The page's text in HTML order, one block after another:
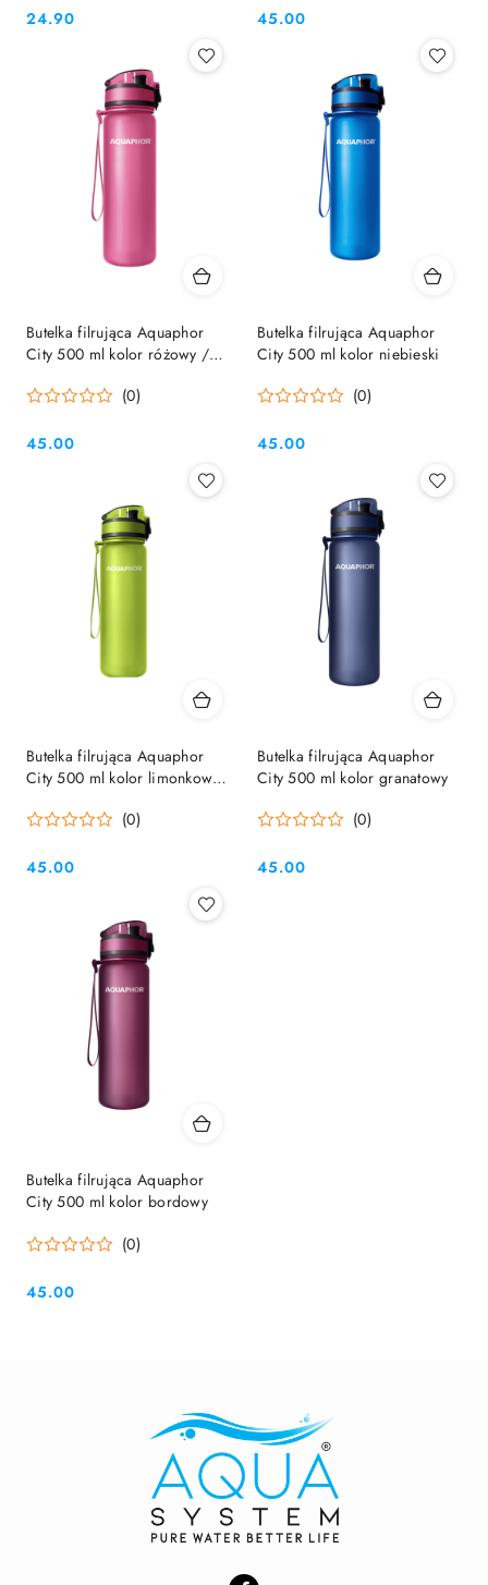
Cena:
24.90 Cena:
45.00
Butelka filrująca Aquaphor
City 500 ml kolor różowy /
(0)
Cena:
45.00
Butelka filrująca Aquaphor
City 500 ml kolor niebieski
(0)
Cena:
45.00
Butelka filrująca Aquaphor
City 500 ml kolor limonkowy
(0)
Cena:
45.00
Butelka filrująca Aquaphor
City 500 ml kolor granatowy
(0)
Cena:
45.00
Butelka filrująca Aquaphor
City 500 ml kolor bordowy
(0)
Cena:
45.00